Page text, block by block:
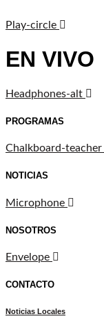
Play-circle
EN VIVO
Headphones-alt
PROGRAMAS
Chalkboard-teacher
NOTICIAS
Microphone
NOSOTROS
Envelope
CONTACTO
Noticias Locales